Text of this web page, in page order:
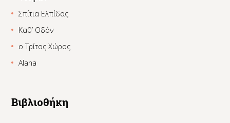
Σπίτια Ελπίδας
Καθ’ Οδόν
ο Τρίτος Χώρος
Alana
Βιβλιοθήκη